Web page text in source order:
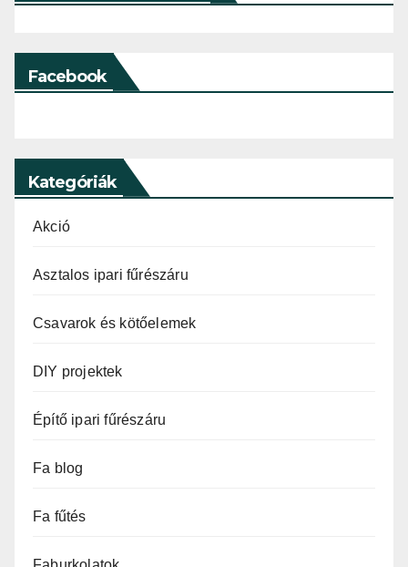
Facebook
Kategóriák
Akció
Asztalos ipari fűrészáru
Csavarok és kötőelemek
DIY projektek
Építő ipari fűrészáru
Fa blog
Fa fűtés